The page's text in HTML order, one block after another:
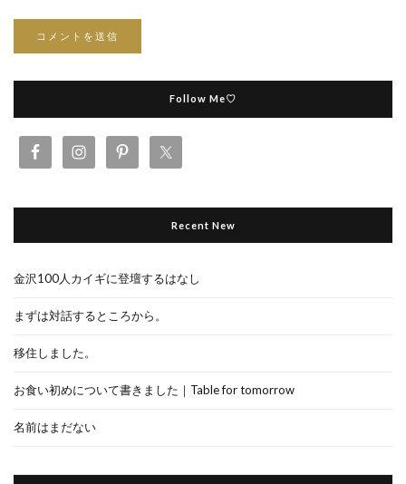
Follow Me♡
Recent New
金沢100人カイギに登壇するはなし
まずは対話するところから。
移住しました。
お食い初めについて書きました｜Table for tomorrow
名前はまだない